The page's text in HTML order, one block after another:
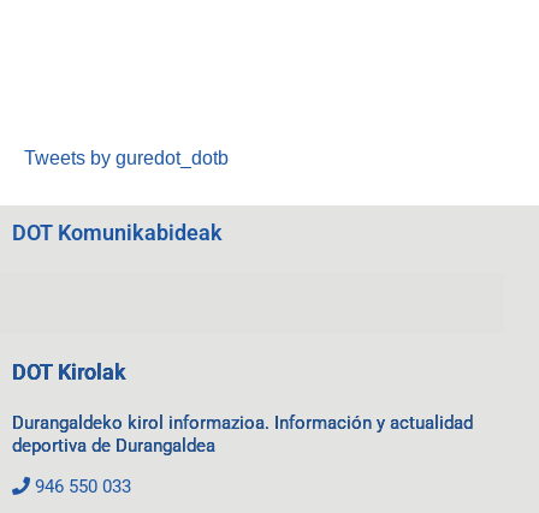
Tweets by guredot_dotb
DOT Komunikabideak
DOT Kirolak
Durangaldeko kirol informazioa. Información y actualidad
deportiva de Durangaldea
946 550 033